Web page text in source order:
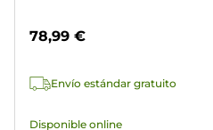
color
78,99 €
Envío estándar gratuito
Disponible online